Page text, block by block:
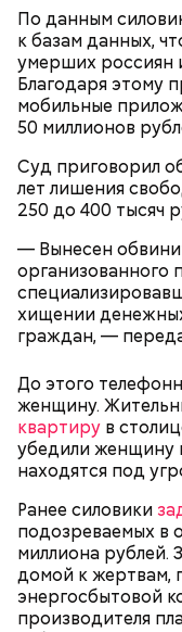
По данным
к базам данных,
умерших россиян
Благодаря этому
мобильные
50 миллионов
Суд приговорил
лет лишения
250 до 400 тысяч
— Вынесен
организованного
хищении
граждан, —
До этого
женщину.
квартиру в
убедили женщину
находятся под
Ранее силовики
подозреваемых в
миллиона рублей.
домой к жертвам,
энергосбытовой
производителя
Родственники
их Гасанову. А
вызвать
распределял их
либо
Блогеру грозило
Следующим
Миссюры
когда молодые
— Мы съездили за
поднялись домой.
через сутки... Его
реанимировали, и
Миссюра на
Видео: пресс-служба